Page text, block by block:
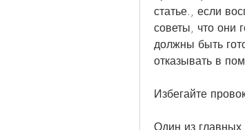
статье., если
советы, что они
должны быть
отказывать в
Избегайте
Один из главных